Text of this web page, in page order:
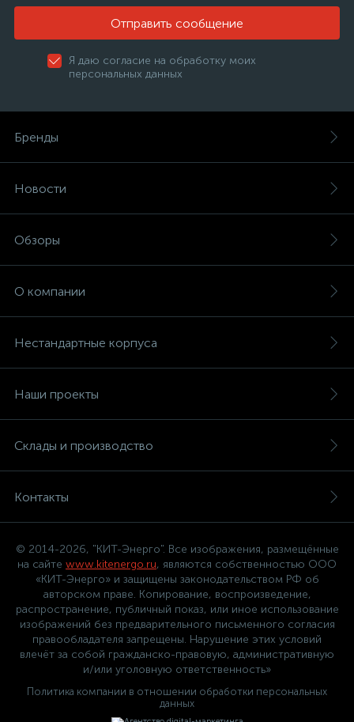
Отправить сообщение
Я даю согласие на обработку моих
персональных данных
Бренды
Новости
Обзоры
О компании
Нестандартные корпуса
Наши проекты
Склады и производство
Контакты
© 2014-2026, "КИТ-Энерго". Все изображения, размещённые
на сайте www.kitenergo.ru, являются собственностью ООО
«КИТ-Энерго» и защищены законодательством РФ об
авторском праве. Копирование, воспроизведение,
распространение, публичный показ, или иное использование
изображений без предварительного письменного согласия
правообладателя запрещены. Нарушение этих условий
влечёт за собой гражданско-правовую, административную
и/или уголовную ответственность»
Политика компании в отношении обработки персональных
данных